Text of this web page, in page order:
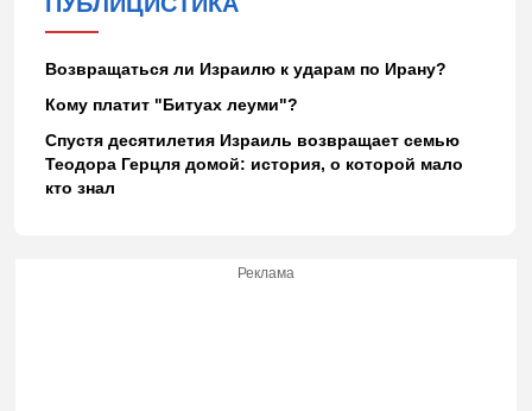
Возвращаться ли Израилю к ударам по Ирану?
Кому платит "Битуах леуми"?
Спустя десятилетия Израиль возвращает семью
Теодора Герцля домой: история, о которой мало
кто знал
Реклама